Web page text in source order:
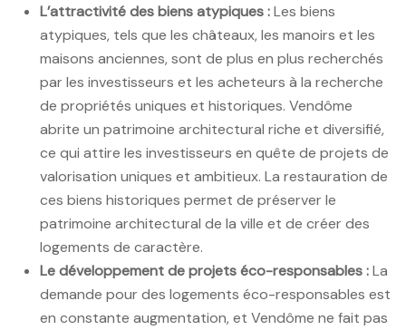
L’attractivité des biens atypiques :Les biens
atypiques, tels que les châteaux, les manoirs et les
maisons anciennes, sont de plus en plus recherchés
par les investisseurs et les acheteurs à la recherche
de propriétés uniques et historiques. Vendôme
abrite un patrimoine architectural riche et diversifié,
ce qui attire les investisseurs en quête de projets de
valorisation uniques et ambitieux. La restauration de
ces biens historiques permet de préserver le
patrimoine architectural de la ville et de créer des
logements de caractère.
Le développement de projets éco-responsables :La
demande pour des logements éco-responsables est
en constante augmentation, et Vendôme ne fait pas